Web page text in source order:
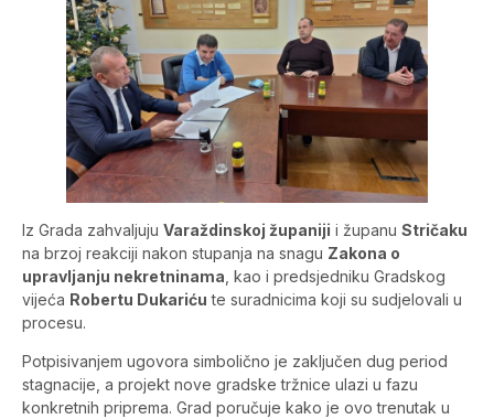
Iz Grada zahvaljuju Varaždinskoj županiji i županu Stričaku
na brzoj reakciji nakon stupanja na snagu Zakona o
upravljanju nekretninama , kao i predsjedniku Gradskog
vijeća Robertu Dukariću te suradnicima koji su sudjelovali u
procesu.
Potpisivanjem ugovora simbolično je zaključen dug period
stagnacije, a projekt nove gradske tržnice ulazi u fazu
konkretnih priprema. Grad poručuje kako je ovo trenutak u